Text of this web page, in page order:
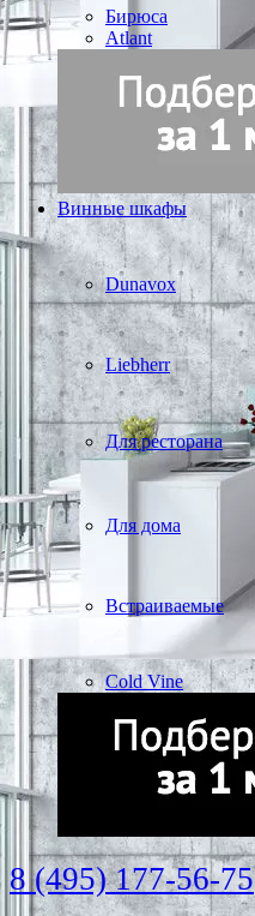
Бирюса
Atlant
Винные шкафы
Dunavox
Liebherr
Для ресторана
Для дома
Встраиваемые
Cold Vine
8 (495) 177-56-75